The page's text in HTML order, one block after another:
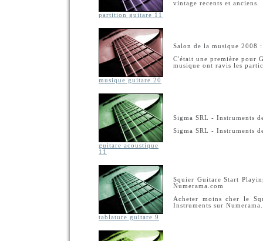
partition guitare 11
vintage recents et anciens.
musique guitare 20
Salon de la musique 2008
C'était une première pour
musique ont ravis les
guitare acoustique
11
Sigma SRL - Instruments
Sigma SRL - Instruments
tablature guitare 9
Squier Guitare Start
Numerama.com
Acheter moins cher le
Instruments sur